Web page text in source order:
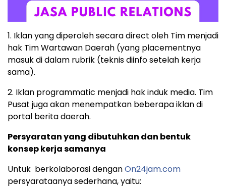
1. Iklan yang diperoleh secara direct oleh Tim menjadi
hak Tim Wartawan Daerah (yang placementnya
masuk di dalam rubrik (teknis diinfo setelah kerja
sama).
2. Iklan programmatic menjadi hak induk media. Tim
Pusat juga akan menempatkan beberapa iklan di
portal berita daerah.
Persyaratan yang dibutuhkan dan bentuk
konsep kerja samanya
Untuk berkolaborasi denganOn24jam.com
persyarataanya sederhana, yaitu: